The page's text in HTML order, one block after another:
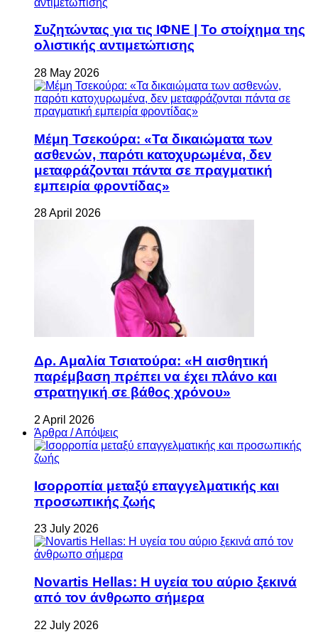
Συζητώντας για τις ΙΦΝΕ | Το στοίχημα της
ολιστικής αντιμετώπισης
28 May 2026
Μέμη Τσεκούρα: «Τα δικαιώματα των
ασθενών, παρότι κατοχυρωμένα, δεν
μεταφράζονται πάντα σε πραγματική
εμπειρία φροντίδας»
28 April 2026
Δρ. Αμαλία Τσιατούρα: «Η αισθητική
παρέμβαση πρέπει να έχει πλάνο και
στρατηγική σε βάθος χρόνου»
2 April 2026
Άρθρα / Απόψεις
Ισορροπία μεταξύ επαγγελματικής και
προσωπικής ζωής
23 July 2026
Novartis Hellas: Η υγεία του αύριο ξεκινά
από τον άνθρωπο σήμερα
22 July 2026